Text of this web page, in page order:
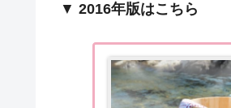
▼ 2016年版はこちら